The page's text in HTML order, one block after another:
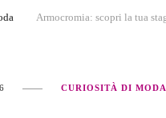
Armocromia: scopri la tua
CURIOSITÀ DI MODA